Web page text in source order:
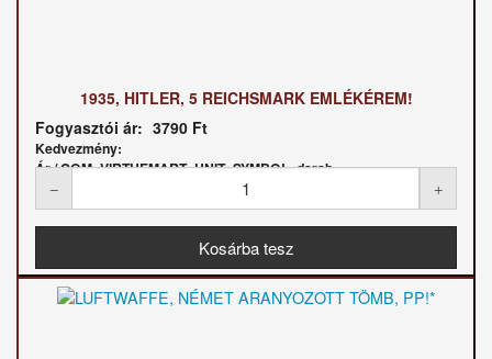
1935, HITLER, 5 REICHSMARK EMLÉKÉREM!
Fogyasztói ár: 3790 Ft
Kedvezmény:
Ár / COM_VIRTUEMART_UNIT_SYMBOL_darab: